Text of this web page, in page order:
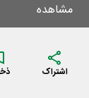
مشاهده
اشتراک